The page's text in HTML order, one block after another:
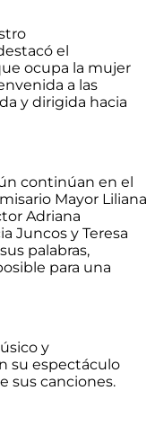
el
ocupa la mujer
a las
y dirigida hacia
continúan en el
Mayor Liliana
Adriana
Juncos y Teresa
palabras,
para una
y
su espectáculo
sus canciones.